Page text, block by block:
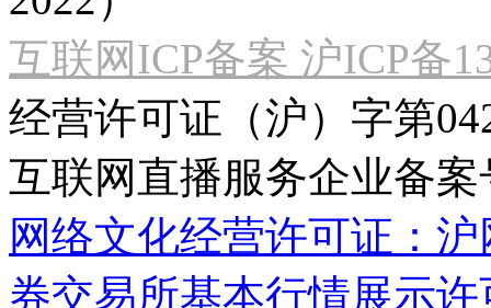
互联网ICP备案 沪ICP备
经营许可证（沪）字第
互联网直播服务企业备案
网络文化经营许可证：
券交易所基本行情展示许